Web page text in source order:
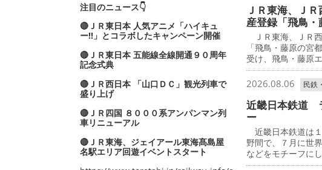
注目のニュース👇
🔴ＪＲ東日本 人気アニメ「ハイキュ
ー‼」とコラボしたキャンペーン開催
🔴ＪＲ東日本 五能線全線開通９０周年
記念式典
🔴ＪＲ西日本 「山口ＤＣ」観光列車で
盛り上げ
🔴ＪＲ四国 ８０００系アンパンマン列
車リニューアル
🔴ＪＲ東海、ジェイアール東海髙島屋
名駅エリア回遊イベントスタート
ＪＲ東海、Ｊ
産登録「飛鳥
ＪＲ東海、ＪＲ
「飛鳥・藤原の宮
受け、飛鳥・藤原
2026.08.06 民鉄
近畿日本鉄道
ー
近畿日本鉄道は
野間で、７月に世
などをモチーフに